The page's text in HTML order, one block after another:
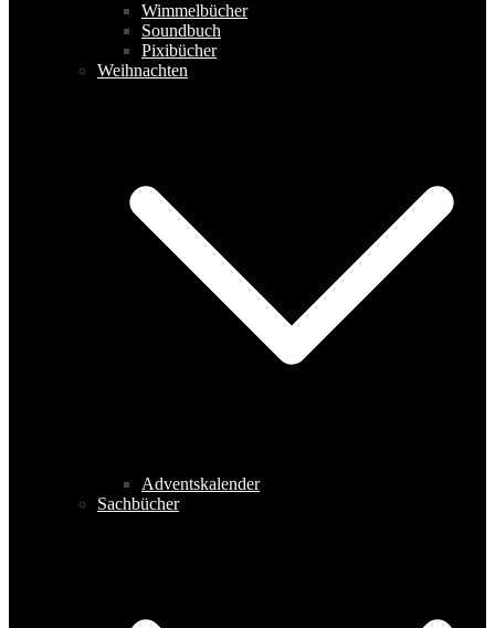
Wimmelbücher
Soundbuch
Pixibücher
Weihnachten
Adventskalender
Sachbücher